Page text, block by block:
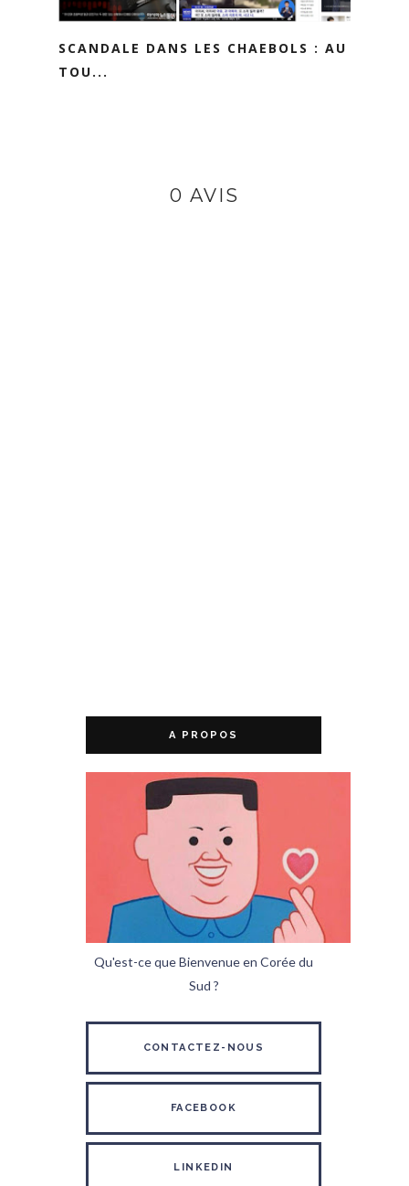
SCANDALE DANS LES CHAEBOLS : AU
TOU...
0 AVIS
A PROPOS
Qu'est-ce que Bienvenue en Corée du
Sud ?
CONTACTEZ-NOUS
FACEBOOK
LINKEDIN